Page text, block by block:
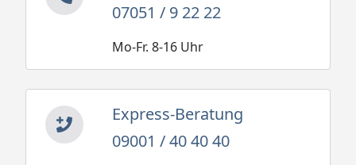
07051 / 9 22 22
Mo-Fr. 8-16 Uhr
Express-Beratung
09001 / 40 40 40